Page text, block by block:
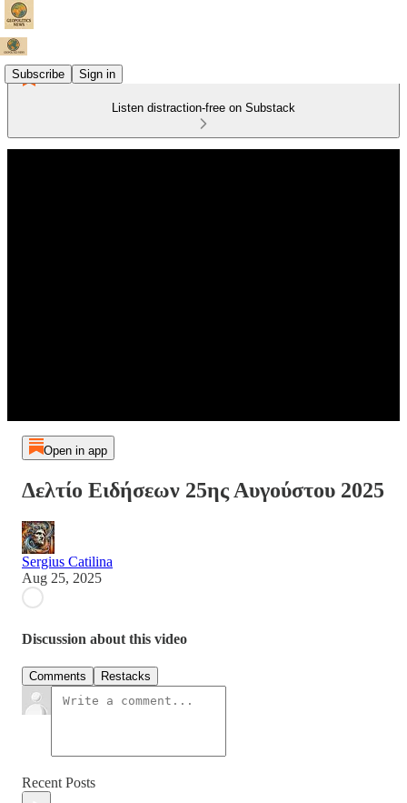
Subscribe Sign in
Listen distraction-free on Substack
Open in app
Δελτίο Ειδήσεων 25ης Αυγούστου 2025
Sergius Catilina
Aug 25, 2025
Discussion about this video
Comments Restacks
Recent Posts